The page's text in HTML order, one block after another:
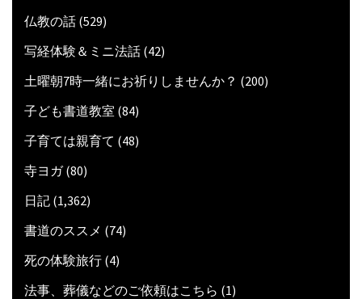
仏教の話 (529)
写経体験＆ミニ法話 (42)
土曜朝7時一緒にお祈りしませんか？ (200)
子ども書道教室 (84)
子育ては親育て (48)
寺ヨガ(80)
日記 (1,362)
書道のススメ (74)
死の体験旅行 (4)
法事、葬儀などのご依頼はこちら (1)